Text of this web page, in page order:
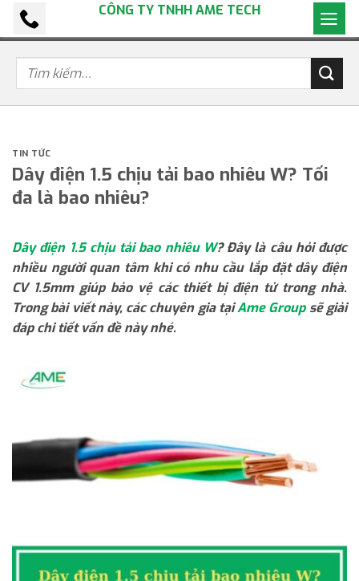
dung
CÔNG TY TNHH AME TECH
TIN TỨC
Dây điện 1.5 chịu tải bao nhiêu W? Tối
đa là bao nhiêu?
Dây điện 1.5 chịu tải bao nhiêu W? Đây là câu hỏi được
nhiều người quan tâm khi có nhu cầu lắp đặt dây điện
CV 1.5mm giúp bảo vệ các thiết bị điện tử trong nhà.
Trong bài viết này, các chuyên gia tạiAme Groupsẽ giải
đáp chi tiết vấn đề này nhé.